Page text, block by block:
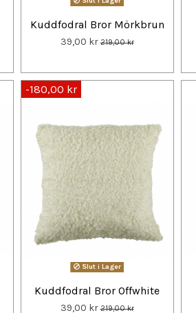
Kuddfodral Bror Mörkbrun
39,00 kr219,00 kr
-180,00 kr
Slut i Lager
Kuddfodral Bror Offwhite
39,00 kr219,00 kr